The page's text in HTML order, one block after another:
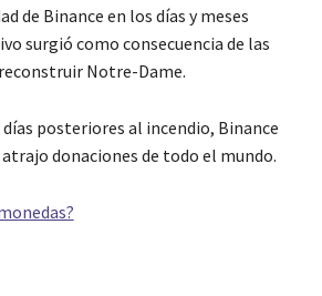
de Binance en los días y meses
surgió como consecuencia de las
Notre-Dame.
posteriores al incendio, Binance
donaciones de todo el mundo.